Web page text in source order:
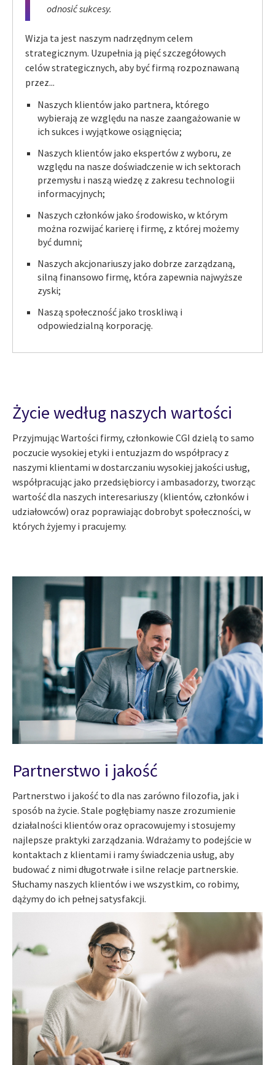
odnosić sukcesy.
Wizja ta jest naszym nadrzędnym celem
strategicznym. Uzupełnia ją pięć szczegółowych
celów strategicznych, aby być firmą rozpoznawaną
przez...
Naszych klientów jako partnera, którego
wybierają ze względu na nasze zaangażowanie w
ich sukces i wyjątkowe osiągnięcia;
Naszych klientów jako ekspertów z wyboru, ze
względu na nasze doświadczenie w ich sektorach
przemysłu i naszą wiedzę z zakresu technologii
informacyjnych;
Naszych członków jako środowisko, w którym
można rozwijać karierę i firmę, z której możemy
być dumni;
Naszych akcjonariuszy jako dobrze zarządzaną,
silną finansowo firmę, która zapewnia najwyższe
zyski;
Naszą społeczność jako troskliwą i
odpowiedzialną korporację.
Życie według naszych wartości
Przyjmując Wartości firmy, członkowie CGI dzielą to samo
poczucie wysokiej etyki i entuzjazm do współpracy z
naszymi klientami w dostarczaniu wysokiej jakości usług,
współpracując jako przedsiębiorcy i ambasadorzy, tworząc
wartość dla naszych interesariuszy (klientów, członków i
udziałowców) oraz poprawiając dobrobyt społeczności, w
których żyjemy i pracujemy.
Partnerstwo i jakość
Partnerstwo i jakość to dla nas zarówno filozofia, jak i
sposób na życie. Stale pogłębiamy nasze zrozumienie
działalności klientów oraz opracowujemy i stosujemy
najlepsze praktyki zarządzania. Wdrażamy to podejście w
kontaktach z klientami i ramy świadczenia usług, aby
budować z nimi długotrwałe i silne relacje partnerskie.
Słuchamy naszych klientów i we wszystkim, co robimy,
dążymy do ich pełnej satysfakcji.